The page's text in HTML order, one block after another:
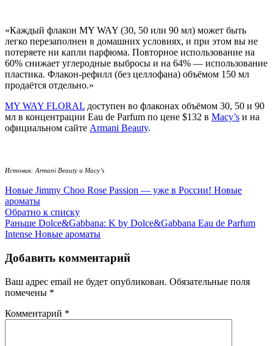
«Каждый флакон MY WAY (30, 50 или 90 мл) может быть
легко перезаполнен в домашних условиях, и при этом вы не
потеряете ни капли парфюма. Повторное использование на
60% снижает углеродные выбросы и на 64% — использование
пластика. Флакон-рефилл (без целлофана) объёмом 150 мл
продаётся отдельно.»
MY WAY FLORAL доступен во флаконах объёмом 30, 50 и 90
мл в концентрации Eau de Parfum по цене $132 в Macy’s и на
официальном сайте Armani Beauty.
Истоник: Armani Beauty и Macy’s
Новые Jimmy Choo Rose Passion — уже в России! Новые
ароматы
Обратно к списку
Раньше Dolce&Gabbana: K by Dolce&Gabbana Eau de Parfum
Intense Новые ароматы
Добавить комментарий
Ваш адрес email не будет опубликован. Обязательные поля
помечены *
Комментарий *